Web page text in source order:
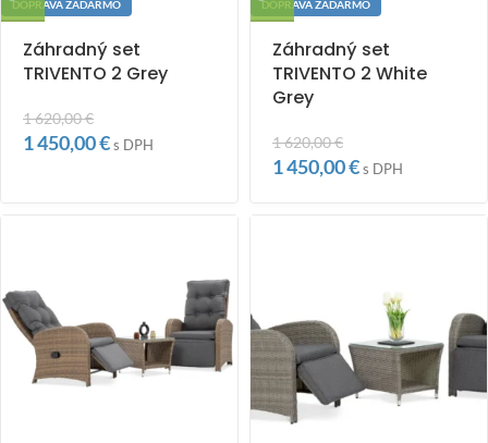
DOPRAVA ZADARMO
Záhradný set
TRIVENTO 2 Grey
1 620,00€
1 450,00€s DPH
DOPRAVA ZADARMO
Záhradný set
TRIVENTO 2 White
Grey
1 620,00€
1 450,00€s DPH